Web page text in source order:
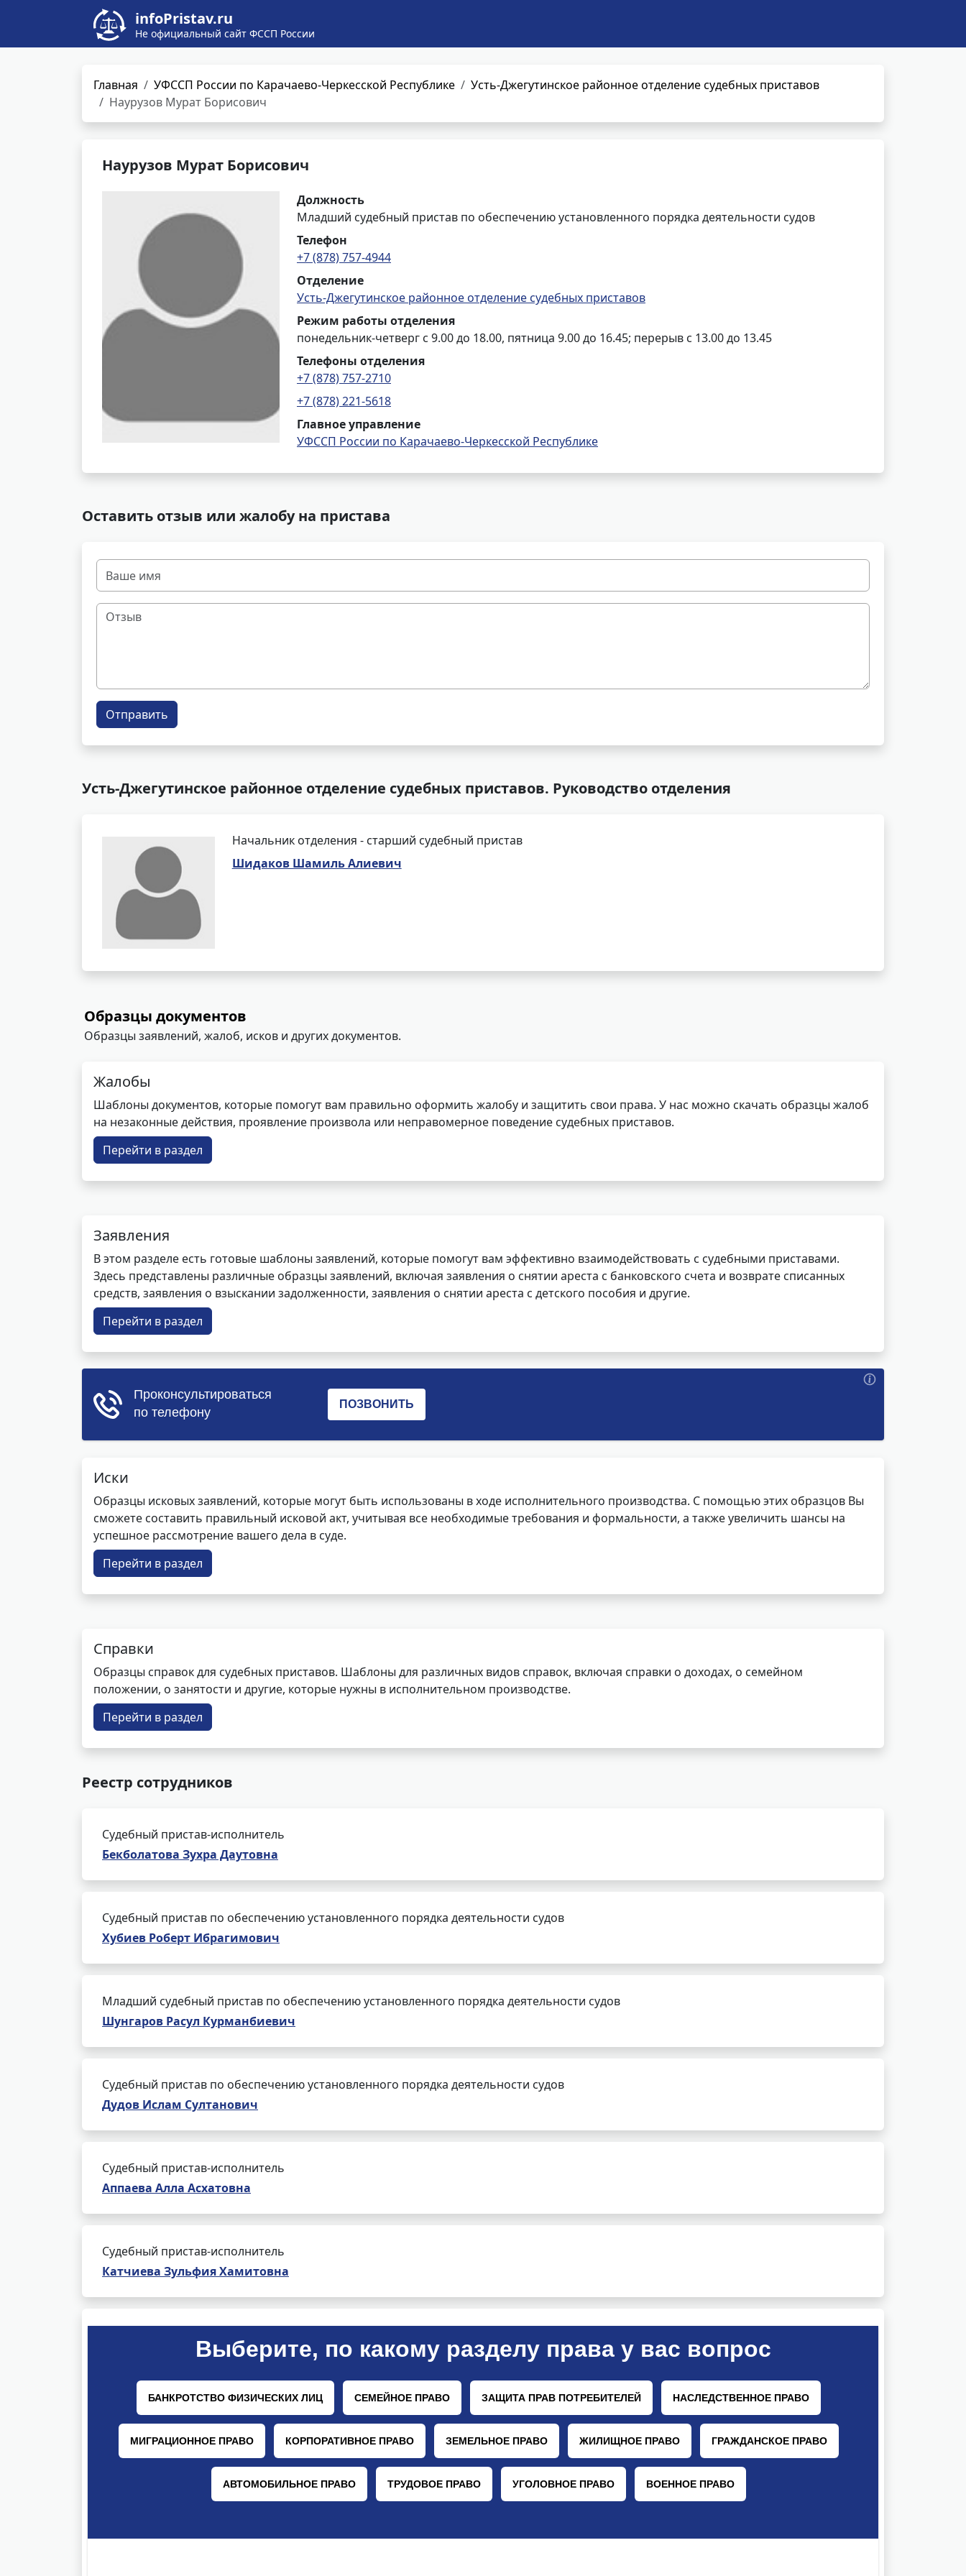
infoPristav.ru
Не официальный сайт ФССП России
Главная УФССП России по Карачаево-Черкесской Республике
Усть-Джегутинское районное отделение судебных приставов
Наурузов Мурат Борисович
Наурузов Мурат Борисович
Должность
Младший судебный пристав по обеспечению установленного порядка деятельности судов
Телефон
+7 (878) 757-4944
Отделение
Усть-Джегутинское районное отделение судебных приставов
Режим работы отделения
понедельник-четверг с 9.00 до 18.00, пятница 9.00 до 16.45; перерыв с 13.00 до 13.45
Телефоны отделения
+7 (878) 757-2710
+7 (878) 221-5618
Главное управление
УФССП России по Карачаево-Черкесской Республике
Оставить отзыв или жалобу на пристава
Отправить
Усть-Джегутинское районное отделение судебных приставов. Руководство отделения
Начальник отделения - старший судебный пристав
Шидаков Шамиль Алиевич
Образцы документов
Образцы заявлений, жалоб, исков и других документов.
Жалобы
Шаблоны документов, которые помогут вам правильно оформить жалобу и защитить свои права. У нас можно скачать образцы жалоб
на незаконные действия, проявление произвола или неправомерное поведение судебных приставов.
Перейти в раздел
Заявления
В этом разделе есть готовые шаблоны заявлений, которые помогут вам эффективно взаимодействовать с судебными приставами.
Здесь представлены различные образцы заявлений, включая заявления о снятии ареста с банковского счета и возврате списанных
средств, заявления о взыскании задолженности, заявления о снятии ареста с детского пособия и другие.
Перейти в раздел
Иски
Образцы исковых заявлений, которые могут быть использованы в ходе исполнительного производства. С помощью этих образцов Вы
сможете составить правильный исковой акт, учитывая все необходимые требования и формальности, а также увеличить шансы на
успешное рассмотрение вашего дела в суде.
Перейти в раздел
Справки
Образцы справок для судебных приставов. Шаблоны для различных видов справок, включая справки о доходах, о семейном
положении, о занятости и другие, которые нужны в исполнительном производстве.
Перейти в раздел
Реестр сотрудников
Судебный пристав-исполнитель
Бекболатова Зухра Даутовна
Судебный пристав по обеспечению установленного порядка деятельности судов
Хубиев Роберт Ибрагимович
Младший судебный пристав по обеспечению установленного порядка деятельности судов
Шунгаров Расул Курманбиевич
Судебный пристав по обеспечению установленного порядка деятельности судов
Дудов Ислам Султанович
Судебный пристав-исполнитель
Аппаева Алла Асхатовна
Судебный пристав-исполнитель
Катчиева Зульфия Хамитовна